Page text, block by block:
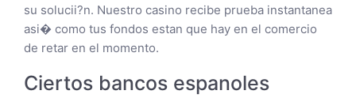
su solucii?n. Nuestro casino recibe prueba instantanea
asi� como tus fondos estan que hay en el comercio
de retar en el momento.
Ciertos bancos espanoles